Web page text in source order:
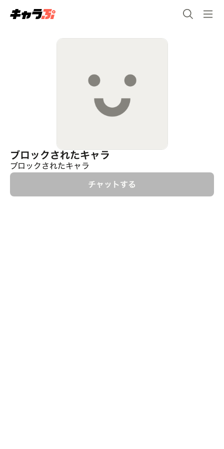
ブロックされたキャラ
ブロックされたキャラ
チャットする